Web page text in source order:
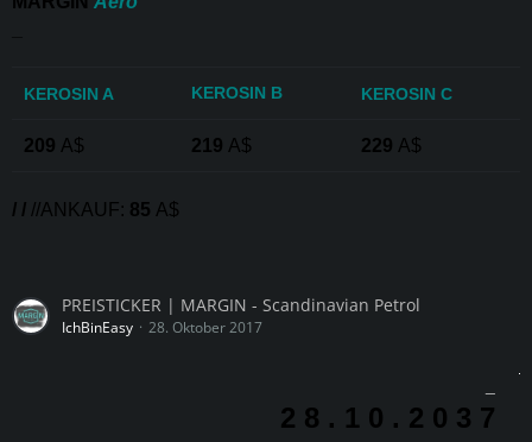
KEROSIN A KEROSIN B KEROSIN C
209 A$ 219 A$ 229 A$
/ / //ANKAUF: 85 A$
PREISTICKER | MARGIN - Scandinavian Petrol
IchBinEasy 28. Oktober 2017
2 8 . 1 0 . 2 0 3 7